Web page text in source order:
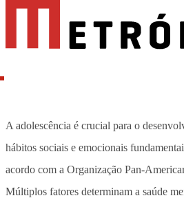
A adolescência é crucial para o
hábitos sociais e emocionais
acordo com a Organização Pan-
Múltiplos fatores determinam a saúde